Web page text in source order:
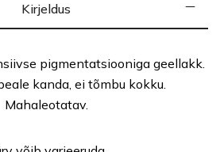
Kirjeldus
pigmentatsiooniga geellakk.
kanda, ei tõmbu kokku.
Mahaleotatav.